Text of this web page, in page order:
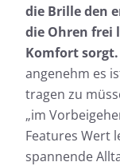
die Brille den
die Ohren frei
Komfort sorgt.
angenehm es
tragen zu
„im
Features Wert
spannende